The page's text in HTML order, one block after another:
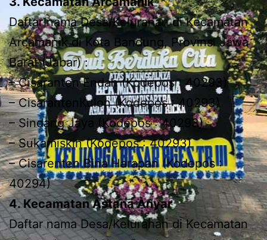
Daftar nama Desa/Kelurahan di Kecamatan
Arcamanik di Kota Bandung, Provinsi Jawa
Barat (Jabar) :
– Cisaranten Endah (Kodepos : 40293)
– CisarantenKulon (Kodepos : 40293)
– Sindang Jaya (Kodepos : 40293)
– Sukamiskin (Kodepos : 40293)
– Cisarenten Bina Harapan (Kodepos :
40294)
4. Kecamatan Astana Anyar
Daftar nama Desa/Kelurahan di Kecamatan